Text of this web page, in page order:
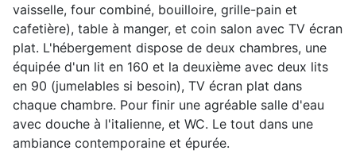
vaisselle, four combiné, bouilloire, grille-pain et
cafetière), table à manger, et coin salon avec TV écran
plat. L'hébergement dispose de deux chambres, une
équipée d'un lit en 160 et la deuxième avec deux lits
en 90 (jumelables si besoin), TV écran plat dans
chaque chambre. Pour finir une agréable salle d'eau
avec douche à l'italienne, et WC. Le tout dans une
ambiance contemporaine et épurée.